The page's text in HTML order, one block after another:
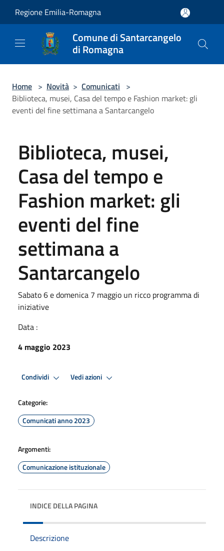
Regione Emilia-Romagna
Comune di Santarcangelo
di Romagna
Home > Novità > Comunicati >
Biblioteca, musei, Casa del tempo e Fashion market: gli
eventi del fine settimana a Santarcangelo
Biblioteca, musei,
Casa del tempo e
Fashion market: gli
eventi del fine
settimana a
Santarcangelo
Sabato 6 e domenica 7 maggio un ricco programma di
iniziative
Data :
4 maggio 2023
Condividi Vedi azioni
Categorie:
Comunicati anno 2023
Argomenti:
Comunicazione istituzionale
INDICE DELLA PAGINA
Descrizione